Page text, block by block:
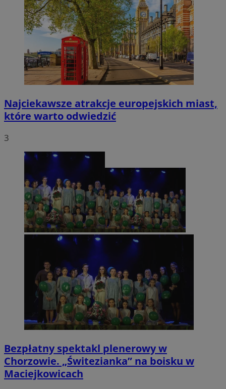
Najciekawsze atrakcje europejskich miast,
które warto odwiedzić
3
Bezpłatny spektakl plenerowy w
Chorzowie. „Świtezianka” na boisku w
Maciejkowicach